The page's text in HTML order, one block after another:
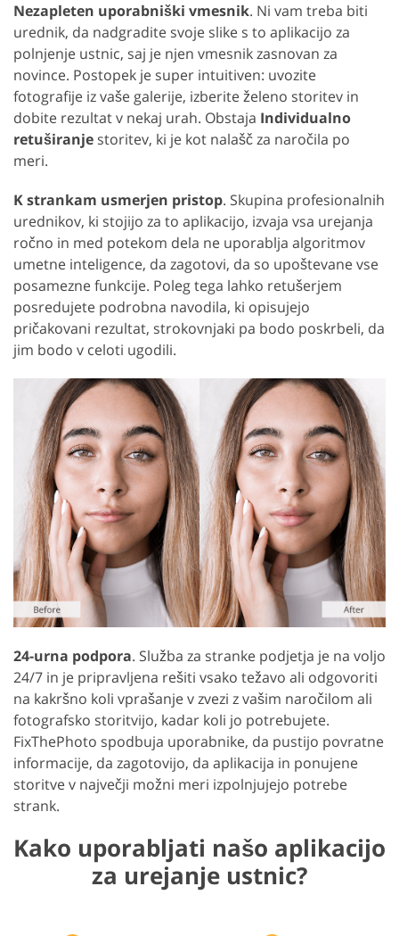
Nezapleten uporabniški vmesnik. Ni vam treba biti
urednik, da nadgradite svoje slike s to aplikacijo za
polnjenje ustnic, saj je njen vmesnik zasnovan za
novince. Postopek je super intuitiven: uvozite
fotografije iz vaše galerije, izberite želeno storitev in
dobite rezultat v nekaj urah. Obstaja Individualno
retuširanje storitev, ki je kot nalašč za naročila po
meri.
K strankam usmerjen pristop. Skupina profesionalnih
urednikov, ki stojijo za to aplikacijo, izvaja vsa urejanja
ročno in med potekom dela ne uporablja algoritmov
umetne inteligence, da zagotovi, da so upoštevane vse
posamezne funkcije. Poleg tega lahko retušerjem
posredujete podrobna navodila, ki opisujejo
pričakovani rezultat, strokovnjaki pa bodo poskrbeli, da
jim bodo v celoti ugodili.
24-urna podpora. Služba za stranke podjetja je na voljo
24/7 in je pripravljena rešiti vsako težavo ali odgovoriti
na kakršno koli vprašanje v zvezi z vašim naročilom ali
fotografsko storitvijo, kadar koli jo potrebujete.
FixThePhoto spodbuja uporabnike, da pustijo povratne
informacije, da zagotovijo, da aplikacija in ponujene
storitve v največji možni meri izpolnjujejo potrebe
strank.
Kako uporabljati našo aplikacijo
za urejanje ustnic?